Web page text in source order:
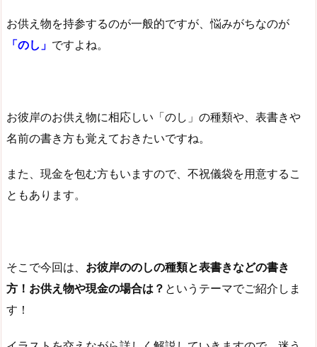
お供え物を持参するのが一般的ですが、悩みがちなのが
「のし」 ですよね。
お彼岸のお供え物に相応しい「のし」の種類や、表書きや
名前の書き方も覚えておきたいですね。
また、現金を包む方もいますので、不祝儀袋を用意するこ
ともあります。
そこで今回は、 お彼岸ののしの種類と表書きなどの書き
方！お供え物や現金の場合は？ というテーマでご紹介しま
す！